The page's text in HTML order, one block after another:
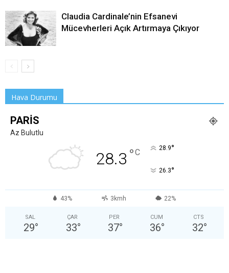
Claudia Cardinale’nin Efsanevi
Mücevherleri Açık Artırmaya Çıkıyor
Hava Durumu
PARIS
Az Bulutlu
28.3 °C 28.9°
26.3°
43% 3kmh 22%
SAL
29°
ÇAR
33°
PER
37°
CUM
36°
CTS
32°